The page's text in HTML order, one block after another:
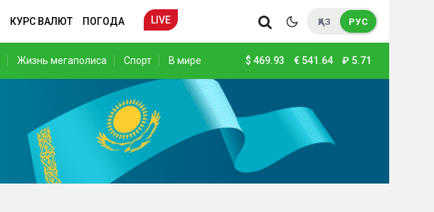
КУРС ВАЛЮТ ПОГОДА LIVE ҚАЗ РУС
Жизнь мегаполиса Спорт В мире $ 469.93 € 541.64 ₽ 5.71